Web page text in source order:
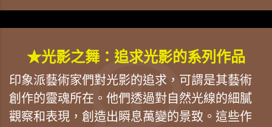
★光影之舞：追求光影的系列作品
印象派藝術家們對光影的追求，可謂是其藝術
創作的靈魂所在。他們透過對自然光線的細膩
觀察和表現，創造出瞬息萬變的景致。這些作